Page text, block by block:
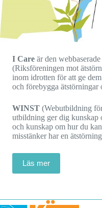
I Care är den
(Riksföreningen mot
inom idrotten för att ge
och förebygga ätstörningar
WINST (Webutbildning
utbildning ger dig kunskap
och kunskap om hur du
misstänker har en
Läs mer